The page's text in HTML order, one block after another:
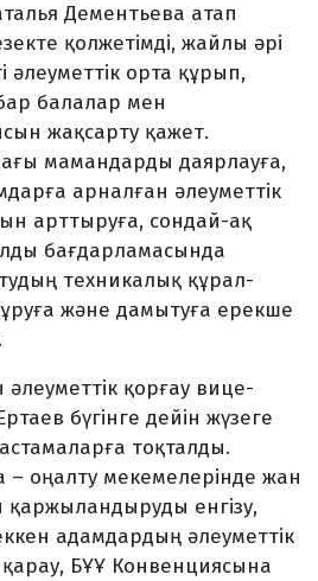
Де­ментьева атап
қолжетімді, жайлы әрі
орта құрып,
балалар мен
жақсарту қажет.
мамандарды даярлауға,
ар­налған әлеуметтік
арттыруға, сондай-ақ
бағдарламасында
тех­никалық құрал-
және дамытуға ерекше
қорғау вице-
бүгінге дейін жүзеге
тоқ­талды.
оңалту мекемелерінде жан
енгізу,
адамдардың әлеуметтік
қарау, БҰҰ Конвенциясына